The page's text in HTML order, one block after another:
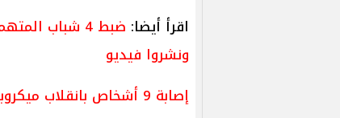
اقرأ أيضا:
ضبط 4 شباب
ونشروا فيديو
إصابة 9 أشخاص بانقلاب ميكروباص في حادث بعد اختلال عجلة السيارة